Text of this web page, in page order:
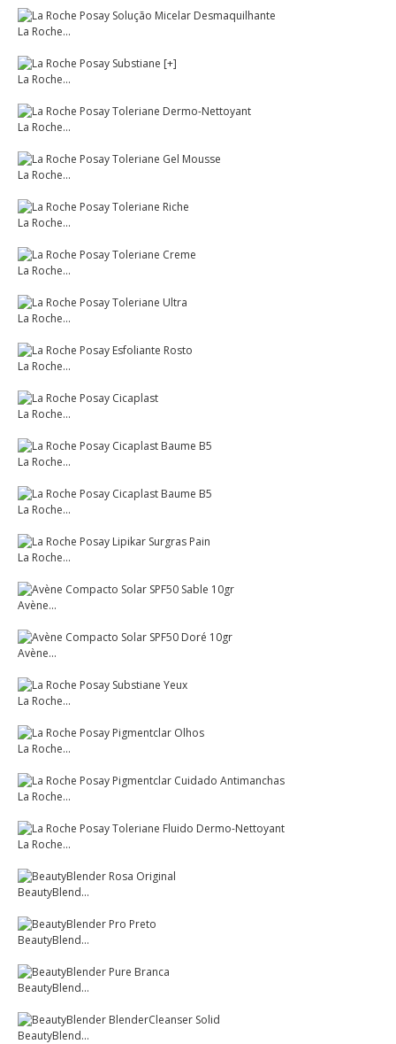
La Roche...
La Roche...
La Roche...
La Roche...
La Roche...
La Roche...
La Roche...
La Roche...
La Roche...
La Roche...
La Roche...
La Roche...
Avène...
Avène...
La Roche...
La Roche...
La Roche...
La Roche...
BeautyBlend...
BeautyBlend...
BeautyBlend...
BeautyBlend...